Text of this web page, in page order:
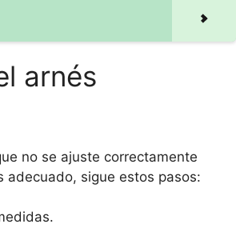
arnés
no se ajuste correctamente
adecuado, sigue estos pasos: